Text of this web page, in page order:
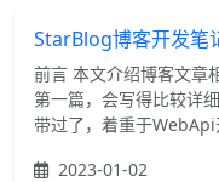
StarBlog博客开发笔
前言 本文介绍博客文章
第一篇，会写得比较详
带过了，着重于
2023-01-02